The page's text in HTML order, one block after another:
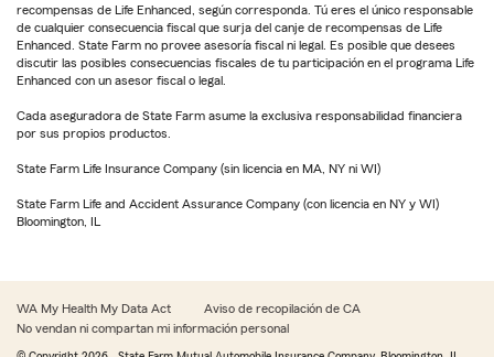
recompensas de Life Enhanced, según corresponda. Tú eres el único responsable
de cualquier consecuencia fiscal que surja del canje de recompensas de Life
Enhanced. State Farm no provee asesoría fiscal ni legal. Es posible que desees
discutir las posibles consecuencias fiscales de tu participación en el programa Life
Enhanced con un asesor fiscal o legal.
Cada aseguradora de State Farm asume la exclusiva responsabilidad financiera
por sus propios productos.
State Farm Life Insurance Company (sin licencia en MA, NY ni WI)
State Farm Life and Accident Assurance Company (con licencia en NY y WI)
Bloomington, IL
WA My Health My Data Act
Aviso de recopilación de CA
No vendan ni compartan mi información personal